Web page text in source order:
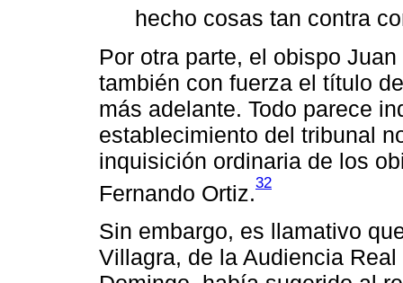
hecho cosas tan contra
Por otra parte, el obispo
también con fuerza el título
más adelante. Todo parece
establecimiento del tribunal
inquisición ordinaria de los
Fernando Ortiz.32
Sin embargo, es llamativo
Villagra, de la Audiencia